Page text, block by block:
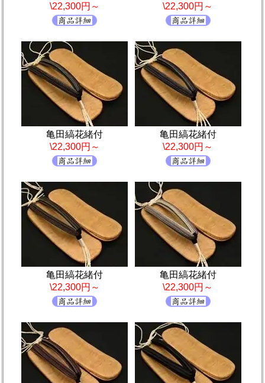
\22,300円～ \22,300円～
亀田縞花緒付
\22,300円～
亀田縞花緒付
\22,300円～
亀田縞花緒付
\22,300円～
亀田縞花緒付
\22,300円～